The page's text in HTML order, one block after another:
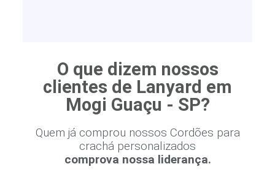
O que dizem nossos
clientes de Lanyard em
Mogi Guaçu - SP?
Quem já comprou nossos Cordões para
crachá personalizados
comprova nossa liderança.